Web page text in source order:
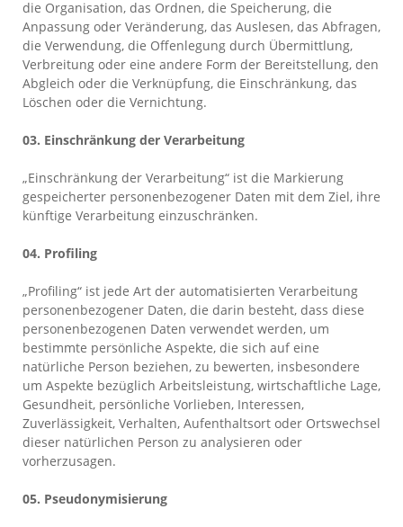
die Organisation, das Ordnen, die Speicherung, die
Anpassung oder Veränderung, das Auslesen, das Abfragen,
die Verwendung, die Offenlegung durch Übermittlung,
Verbreitung oder eine andere Form der Bereitstellung, den
Abgleich oder die Verknüpfung, die Einschränkung, das
Löschen oder die Vernichtung.
03. Einschränkung der Verarbeitung
„Einschränkung der Verarbeitung“ ist die Markierung
gespeicherter personenbezogener Daten mit dem Ziel, ihre
künftige Verarbeitung einzuschränken.
04. Profiling
„Profiling“ ist jede Art der automatisierten Verarbeitung
personenbezogener Daten, die darin besteht, dass diese
personenbezogenen Daten verwendet werden, um
bestimmte persönliche Aspekte, die sich auf eine
natürliche Person beziehen, zu bewerten, insbesondere
um Aspekte bezüglich Arbeitsleistung, wirtschaftliche Lage,
Gesundheit, persönliche Vorlieben, Interessen,
Zuverlässigkeit, Verhalten, Aufenthaltsort oder Ortswechsel
dieser natürlichen Person zu analysieren oder
vorherzusagen.
05. Pseudonymisierung